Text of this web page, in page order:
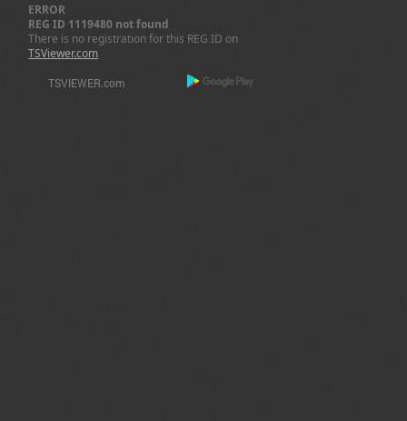
ERROR
REG ID 1119480 not found
There is no registration for this REG ID on
TSViewer.com